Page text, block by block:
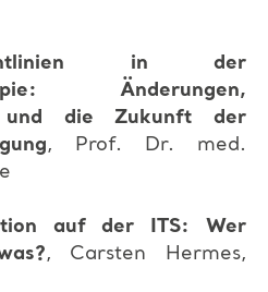
in der
Änderungen,
und die Zukunft der
, Prof. Dr. med.
auf der ITS: Wer
, Carsten Hermes,